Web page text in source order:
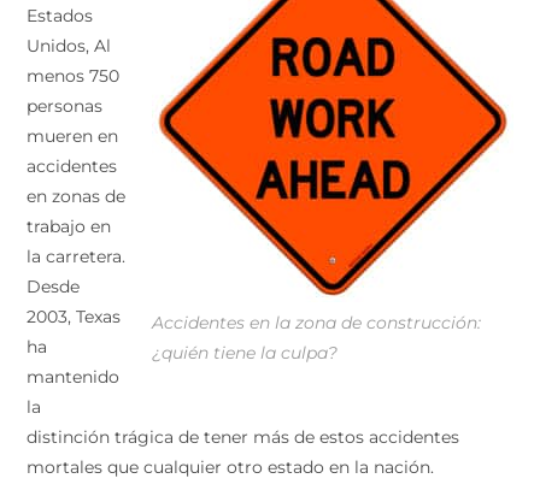
Accidentes en la zona de construcción:
¿quién tiene la culpa?
Estados
Unidos, Al
menos 750
personas
mueren en
accidentes
en zonas de
trabajo en
la carretera.
Desde
2003, Texas
ha
mantenido
la
distinción trágica de tener más de estos accidentes
mortales que cualquier otro estado en la nación.